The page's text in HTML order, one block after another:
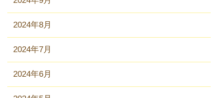
2024年8月
2024年7月
2024年6月